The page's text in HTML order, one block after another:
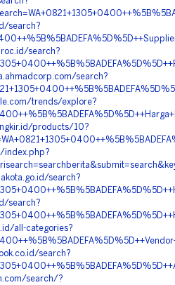
search?
search?
search?
trends/explore?
products/10?
index.php?
search?
search?
all-categories?
search?
search/?